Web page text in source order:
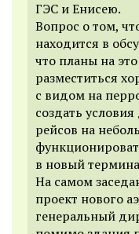
ГЭС и Енисею.
Вопрос о том,
находится в
что планы на
разместиться
с видом на
создать
рейсов на
в новый
На самом
проект нового
генеральный